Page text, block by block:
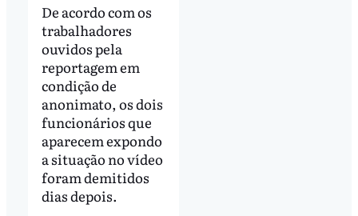
De acordo com os
trabalhadores
ouvidos pela
reportagem em
condição de
anonimato, os dois
funcionários que
aparecem expondo
a situação no vídeo
foram demitidos
dias depois.